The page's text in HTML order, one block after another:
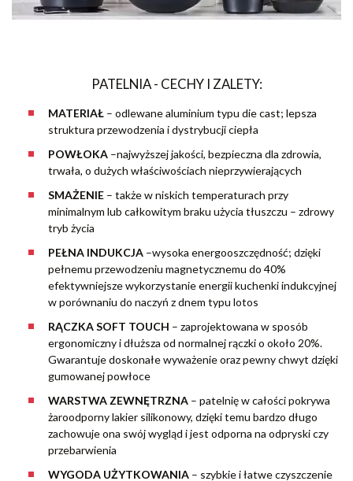
PATELNIA - CECHY I ZALETY:
MATERIAŁ – odlewane aluminium typu die cast; lepsza
struktura przewodzenia i dystrybucji ciepła
POWŁOKA –najwyższej jakości, bezpieczna dla zdrowia,
trwała, o dużych właściwościach nieprzywierających
SMAŻENIE – także w niskich temperaturach przy
minimalnym lub całkowitym braku użycia tłuszczu – zdrowy
tryb życia
PEŁNA INDUKCJA –wysoka energooszczędność; dzięki
pełnemu przewodzeniu magnetycznemu do 40%
efektywniejsze wykorzystanie energii kuchenki indukcyjnej
w porównaniu do naczyń z dnem typu lotos
RĄCZKA SOFT TOUCH – zaprojektowana w sposób
ergonomiczny i dłuższa od normalnej rączki o około 20%.
Gwarantuje doskonałe wyważenie oraz pewny chwyt dzięki
gumowanej powłoce
WARSTWA ZEWNĘTRZNA – patelnię w całości pokrywa
żaroodporny lakier silikonowy, dzięki temu bardzo długo
zachowuje ona swój wygląd i jest odporna na odpryski czy
przebarwienia
WYGODA UŻYTKOWANIA – szybkie i łatwe czyszczenie